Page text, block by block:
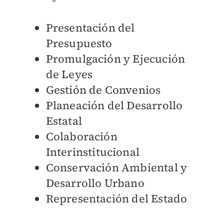
Presentación del
Presupuesto
Promulgación y Ejecución
de Leyes
Gestión de Convenios
Planeación del Desarrollo
Estatal
Colaboración
Interinstitucional
Conservación Ambiental y
Desarrollo Urbano
Representación del Estado